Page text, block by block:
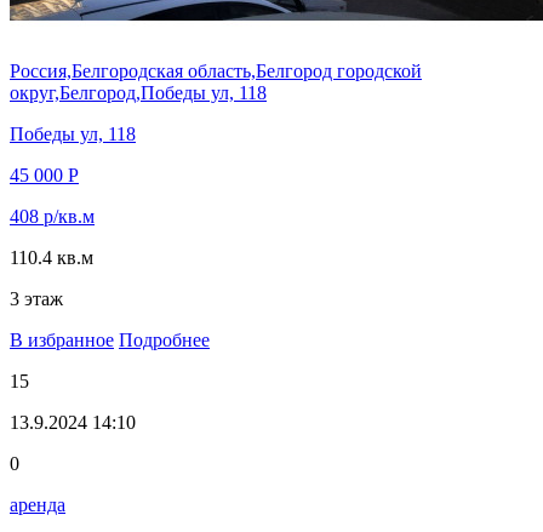
Россия,Белгородская область,Белгород городской
округ,Белгород,Победы ул, 118
Победы ул, 118
45 000 Р
408 р/кв.м
110.4 кв.м
3 этаж
В избранное Подробнее
15
13.9.2024 14:10
0
аренда